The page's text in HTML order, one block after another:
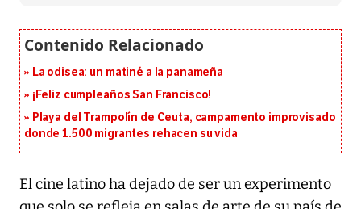
La odisea: un matiné a la panameña
¡Feliz cumpleaños San Francisco!
Playa del Trampolín de Ceuta, campamento improvisado
donde 1.500 migrantes rehacen su vida
El cine latino ha dejado de ser un experimento